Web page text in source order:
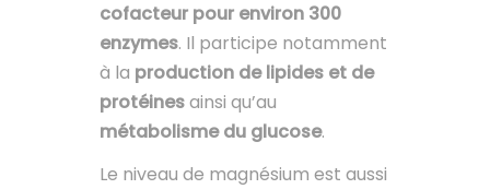
cofacteur pour environ 300
enzymes. Il participe notamment
à la production de lipides et de
protéinesainsi qu’au
métabolisme du glucose.
Le niveau de magnésium est aussi